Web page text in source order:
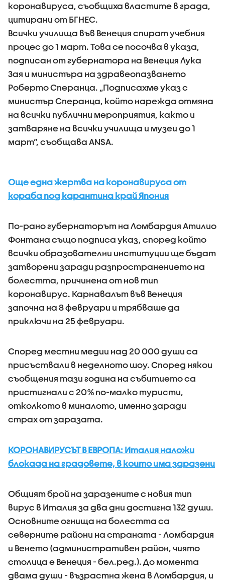
коронавируса, съобщиха властите в града,
цитирани от БГНЕС.
Всички училища във Венеция спират учебния
процес до 1 март. Това се посочва в указа,
подписан от губернатора на Венеция Лука
Зая и министъра на здравеопазването
Роберто Сперанца. „Подписахме указ с
министър Сперанца, който нарежда отмяна
на всички публични мероприятия, както и
затваряне на всички училища и музеи до 1
март“, съобщава ANSA.
Още една жертва на коронавируса от
кораба под карантина край Япония
По-рано губернаторът на Ломбардия Атилио
Фонтана също подписа указ, според който
всички образователни институции ще бъдат
затворени заради разпространението на
болестта, причинена от нов тип
коронавирус. Карнавалът във Венеция
започна на 8 февруари и трябваше да
приключи на 25 февруари.
Според местни медии над 20 000 души са
присъствали в неделното шоу. Според някои
съобщения тази година на събитието са
пристигнали с 20% по-малко туристи,
отколкото в миналото, именно заради
страх от заразата.
КОРОНАВИРУСЪТ В ЕВРОПА: Италия наложи
блокада на градовете, в които има заразени
Общият брой на заразените с новия тип
вирус в Италия за два дни достигна 132 души.
Основните огнища на болестта са
северните райони на страната - Ломбардия
и Венето (административен район, чиято
столица е Венеция - бел.ред.). До момента
двама души - възрастна жена в Ломбардия, и